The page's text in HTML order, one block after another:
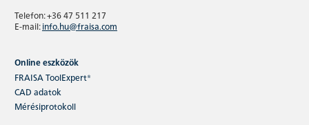
Telefon: +36 47 511 217
E-mail:info.hu@fraisa.com
Online eszközök
FRAISA ToolExpert®
CAD adatok
Mérésiprotokoll